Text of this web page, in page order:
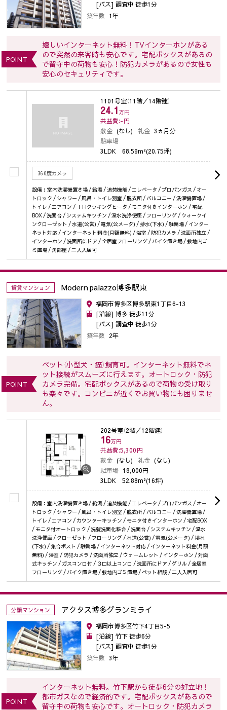
[バス] 調査中 徒歩1分
築年数 1年
POINT
嬉しいインターネット無料！TVインターホンがある
ので突然の来客時も安心です。宅配ボックスがあるの
で留守中の荷物も安心！防犯カメラがあるので女性も
安心のセキュリティです。
1101号室（11階／14階建）
24.1 万円
共益費:-円
敷金 (なし) 礼金 3ヵ月分
駐車場
3LDK 68.59m²(20.75坪)
360度カメラ
設備：室内洗濯機置き場 / 給湯 / 追焚機能 / エレベータ / プロパンガス / オー
トロック / シャワー / 風呂・トイレ別室 / 脱衣所 / バルコニー / 洗濯機置場 /
トイレ / エアコン / ＩＨクッキングヒータ / モニタ付きインターホン / 宅配
BOX / 洗面台 / システムキッチン / 温水洗浄便座 / フローリング / ウォークイ
ンクローゼット / 水道(公営) / 電気(公メータ) / 排水(下水) / 駐輪場 / インター
ネット対応 / インターネット料金(月額無料) / 浴室 / 防犯カメラ / 洗面所独立 /
インターホン / 洗面所にドア / 全居室フローリング / バイク置き場 / 敷地内ゴ
ミ置場 / 角部屋 / 二人入居可
賃貸マンション Modern palazzo博多駅東
福岡市博多区博多駅東1丁目6-13
[沿線] 博多 徒歩11分
[バス] 調査中 徒歩1分
築年数 2年
POINT
ペット（小型犬・猫）飼育可。インターネット無料でネ
ット接続がスムーズに行えます。オートロック・防犯
カメラ完備。宅配ボックスがあるので荷物の受け取り
も楽々です。コンビニが近くでお買い物にも困りませ
ん。
202号室（2階／12階建）
16万円
共益費:5,300円
敷金 (なし) 礼金 (なし)
駐車場 18,000円
3LDK 52.88m²(16坪)
設備：室内洗濯機置き場 / 給湯 / 追焚機能 / エレベータ / プロパンガス / オー
トロック / シャワー / 風呂・トイレ別室 / 脱衣所 / バルコニー / 洗濯機置場 /
トイレ / エアコン / カウンターキッチン / モニタ付きインターホン / 宅配BOX
/ モニタ付オートロック / 洗髪洗面化粧台 / 洗面台 / システムキッチン / 温水
洗浄便座 / クローゼット / フローリング / 水道(公営) / 電気(公メータ) / 排水
(下水) / 集合ポスト / 駐輪場 / インターネット対応 / インターネット料金(月額
無料) / 浴室 / 防犯カメラ / 洗面所独立 / ウォームレット / インターホン / 対面
式キッチン / ガスコンロ付 / ３口以上コンロ / 洗面所にドア / グリル / 全居室
フローリング / バイク置き場 / 敷地内ゴミ置場 / ペット相談 / 二人入居可
分譲マンション アクタス博多グランミライ
福岡市博多区竹下4丁目5-5
[沿線] 竹下 徒歩6分
[バス] 調査中 徒歩1分
築年数 3年
POINT
インターネット無料。竹下駅から徒歩6分の好立地！
都市ガスなので経済的です。宅配ボックスがあるので
留守中の荷物も安心です。オートロック・防犯カメラ